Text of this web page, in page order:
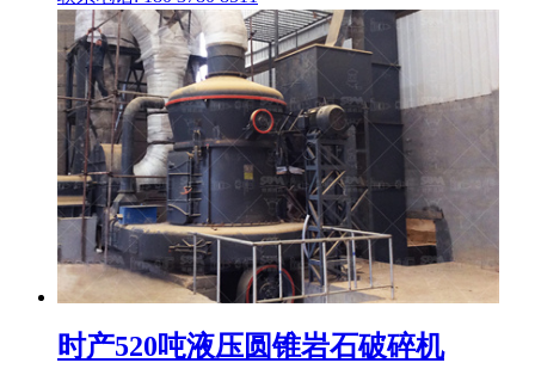
时产520吨液压圆锥岩石破碎机